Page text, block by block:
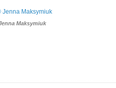
Maksymiuk